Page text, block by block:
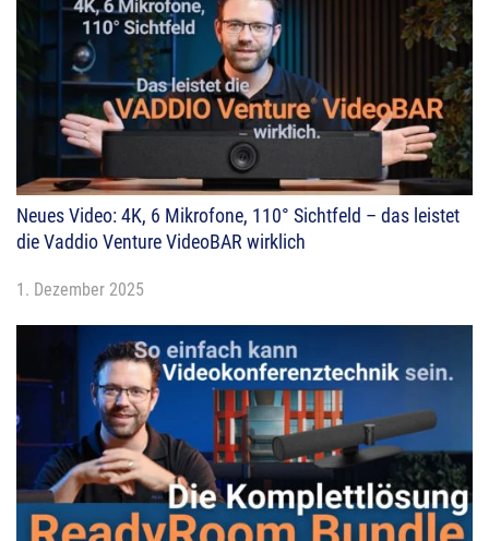
Neues Video: 4K, 6 Mikrofone, 110° Sichtfeld – das leistet
die Vaddio Venture VideoBAR wirklich
1. Dezember 2025